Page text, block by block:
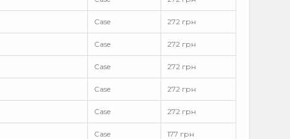
Case 272 грн
Case 272 грн
Case 272 грн
Case 272 грн
Case 272 грн
Case 177 грн